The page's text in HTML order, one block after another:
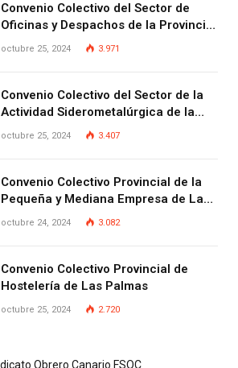
Convenio Colectivo del Sector de
Oficinas y Despachos de la Provincia
de Las Palmas
octubre 25, 2024 3.971
Convenio Colectivo del Sector de la
Actividad Siderometalúrgica de la
Provincia de Las Palmas
octubre 25, 2024 3.407
Convenio Colectivo Provincial de la
Pequeña y Mediana Empresa de Las
Palmas.
octubre 24, 2024 3.082
Convenio Colectivo Provincial de
Hostelería de Las Palmas
octubre 25, 2024 2.720